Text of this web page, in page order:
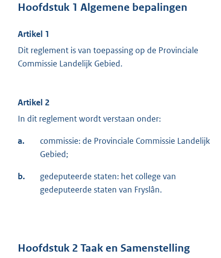
Hoofdstuk 1 Algemene bepalingen
Artikel 1
Dit reglement is van toepassing op de Provinciale
Commissie Landelijk Gebied.
Artikel 2
In dit reglement wordt verstaan onder:
a.
commissie: de Provinciale Commissie Landelijk
Gebied;
b.
gedeputeerde staten: het college van
gedeputeerde staten van Fryslân.
Hoofdstuk 2 Taak en Samenstelling